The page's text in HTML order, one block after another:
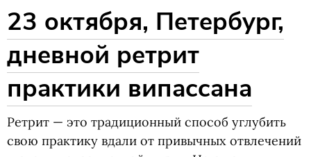
23 октября, Петербург,
дневной ретрит
практики випассана
Ретрит — это традиционный способ углубить
свою практику вдали от привычных отвлечений